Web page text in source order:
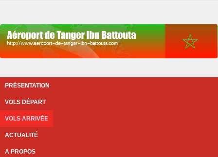
PRÉSENTATION
VOLS DÉPART
VOLS ARRIVÉE
ACTUALITÉ
A PROPOS